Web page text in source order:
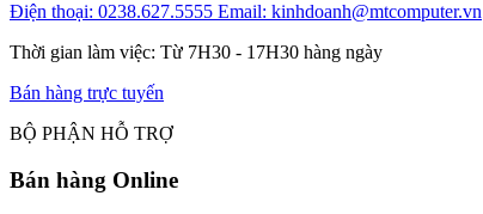
Điện thoại: 0238.627.5555 Email: kinhdoanh@mtcomputer.vn
Thời gian làm việc: Từ 7H30 - 17H30 hàng ngày
Bán hàng trực tuyến
BỘ PHẬN HỖ TRỢ
Bán hàng Online